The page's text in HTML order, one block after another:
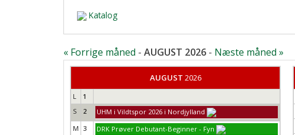
Katalog
« Forrige måned - AUGUST 2026 - Næste måned »
AUGUST 2026
L
1
S
2
UHM i Vildtspor 2026 i Nordjylland
M 3
DRK Prøver Debutant-Beginner - Fyn